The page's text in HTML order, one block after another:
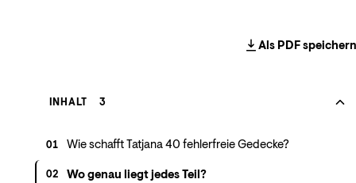
Als PDF speichern
INHALT 3
01 Wie schafft Tatjana 40 fehlerfreie Gedecke?
02 Wo genau liegt jedes Teil?